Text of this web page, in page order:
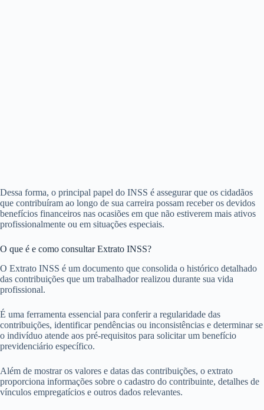
Dessa forma, o principal papel do INSS é assegurar que os cidadãos
que contribuíram ao longo de sua carreira possam receber os devidos
benefícios financeiros nas ocasiões em que não estiverem mais ativos
profissionalmente ou em situações especiais.
O que é e como consultar Extrato INSS?
O Extrato INSS é um documento que consolida o histórico detalhado
das contribuições que um trabalhador realizou durante sua vida
profissional.
É uma ferramenta essencial para conferir a regularidade das
contribuições, identificar pendências ou inconsistências e determinar se
o indivíduo atende aos pré-requisitos para solicitar um benefício
previdenciário específico.
Além de mostrar os valores e datas das contribuições, o extrato
proporciona informações sobre o cadastro do contribuinte, detalhes de
vínculos empregatícios e outros dados relevantes.